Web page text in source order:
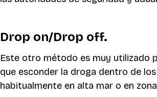
Drop on/Drop off.
Este otro método es muy utilizado
que esconder la droga dentro de
habitualmente en alta mar o en